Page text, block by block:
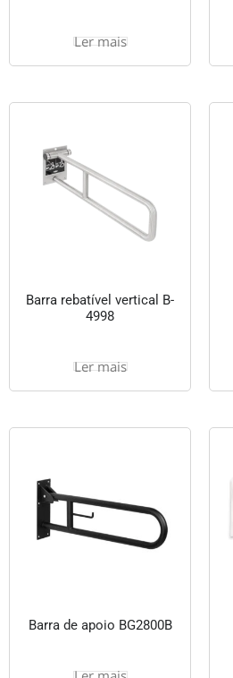
Ler mais
Barra rebatível vertical B-
4998
Ler mais
Barra de apoio BG2800B